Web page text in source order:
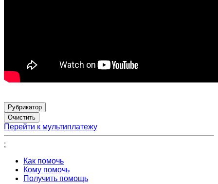
Рубрикатор
Перейти к мультиплатежу
;
Как помочь
Кому помочь
Получить помощь